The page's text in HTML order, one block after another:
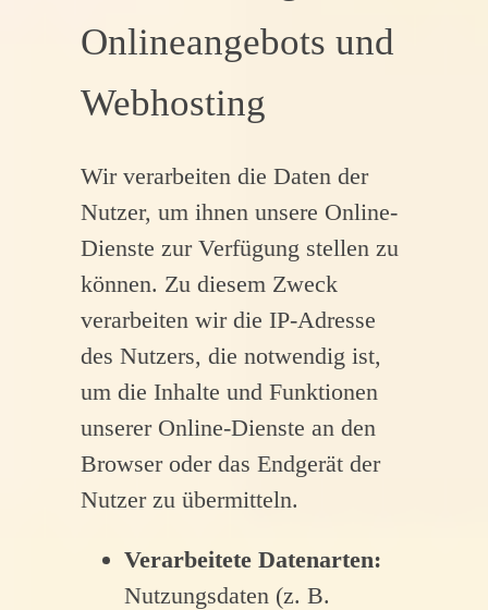
Onlineangebots und
Webhosting
Wir verarbeiten die Daten der
Nutzer, um ihnen unsere Online-
Dienste zur Verfügung stellen zu
können. Zu diesem Zweck
verarbeiten wir die IP-Adresse
des Nutzers, die notwendig ist,
um die Inhalte und Funktionen
unserer Online-Dienste an den
Browser oder das Endgerät der
Nutzer zu übermitteln.
Verarbeitete Datenarten:
Nutzungsdaten (z. B.